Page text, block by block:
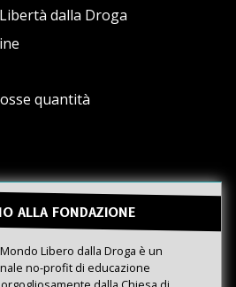
dalla Droga
quantità
ALLA FONDAZIONE
Libero dalla Droga è un
no-profit di educazione